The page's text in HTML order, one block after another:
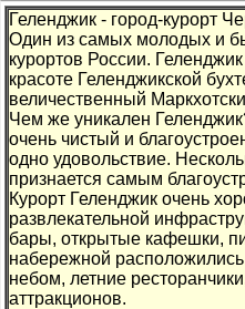
Геленджик - город-курорт
Один из самых молодых и
курортов России.
красоте Геленджикской
величественный
Чем же уникален
очень чистый и
одно удовольствие.
признается самым
Курорт Геленджик очень
развлекательной
бары, открытые кафешки,
набережной
небом, летние
аттракционов.